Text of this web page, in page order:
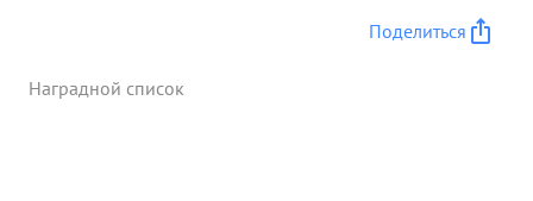
Поделиться
Наградной список